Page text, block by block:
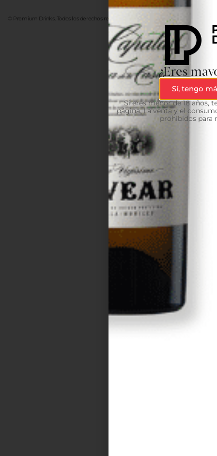
© Premium Drinks. Todos los derechos reservados. Desarrollado Advanze
¿Eres
Sí, tengo
Si eres menor de 18 años,
página. La venta y el
prohibidos para